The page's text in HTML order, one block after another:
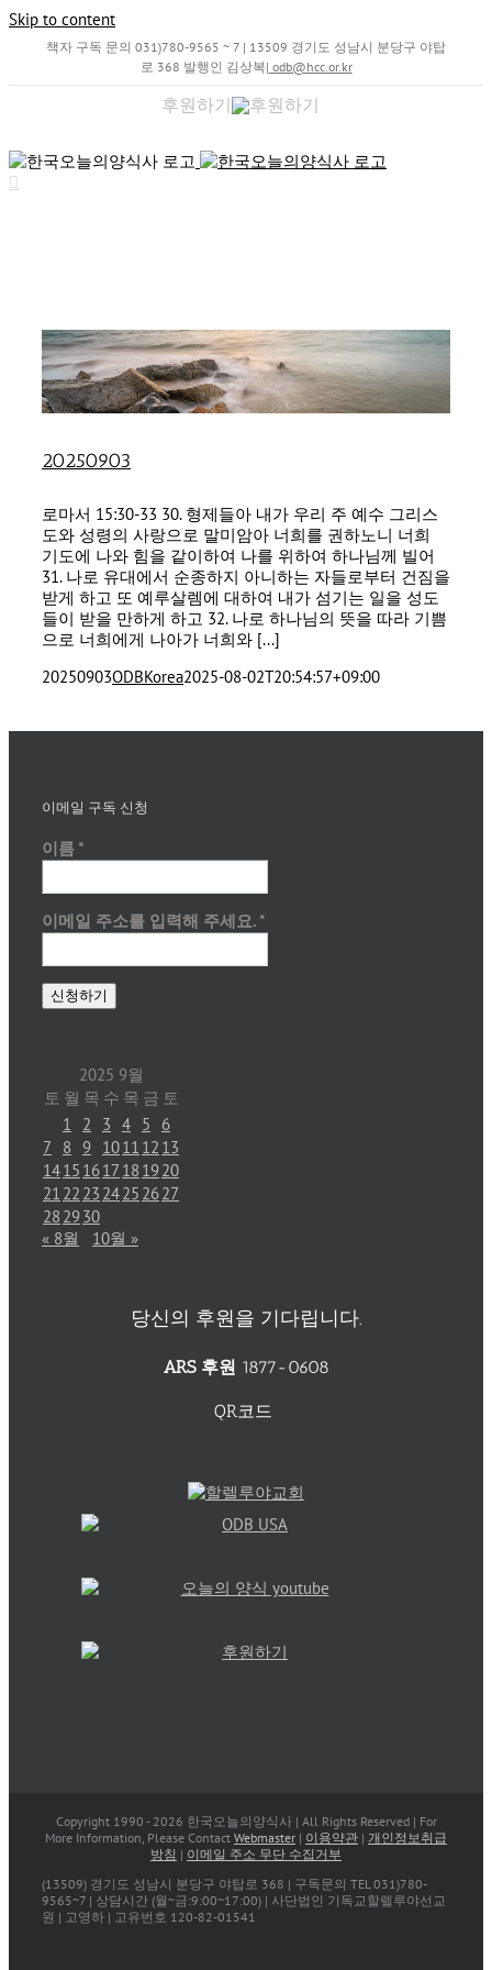
Skip to content
책자 구독 문의 031)780-9565 ~ 7 | 13509 경기도 성남시 분당구 야탑
로 368 발행인 김상복| odb@hcc.or.kr
후원하기
20250903
로마서 15:30-33 30. 형제들아 내가 우리 주 예수 그리스
도와 성령의 사랑으로 말미암아 너희를 권하노니 너희
기도에 나와 힘을 같이하여 나를 위하여 하나님께 빌어
31. 나로 유대에서 순종하지 아니하는 자들로부터 건짐을
받게 하고 또 예루살렘에 대하여 내가 섬기는 일을 성도
들이 받을 만하게 하고 32. 나로 하나님의 뜻을 따라 기쁨
으로 너희에게 나아가 너희와 [...]
20250903ODBKorea2025-08-02T20:54:57+09:00
이메일 구독 신청
이름 *
이메일 주소를 입력해 주세요. *
2025 9월
토 월 목 수 목 금 토
1 2 3 4 5
6
7
8 9 1011 12 13
1415 1617 18 1920
21 22 23 2425 2627
28 2930
« 8월
10월 »
당신의 후원을 기다립니다.
ARS 후원 1877-0608
QR코드
Copyright 1990 - 2026 한국오늘의양식사 | All Rights Reserved | For
More Information, Please Contact Webmaster | 이용약관 | 개인정보취급
방침 | 이메일 주소 무단 수집거부
(13509) 경기도 성남시 분당구 야탑로 368 | 구독문의 TEL 031)780-
9565~7 | 상담시간 (월~금:9:00~17:00) | 사단법인 기독교할렐루야선교
원 | 고영하 | 고유번호 120-82-01541